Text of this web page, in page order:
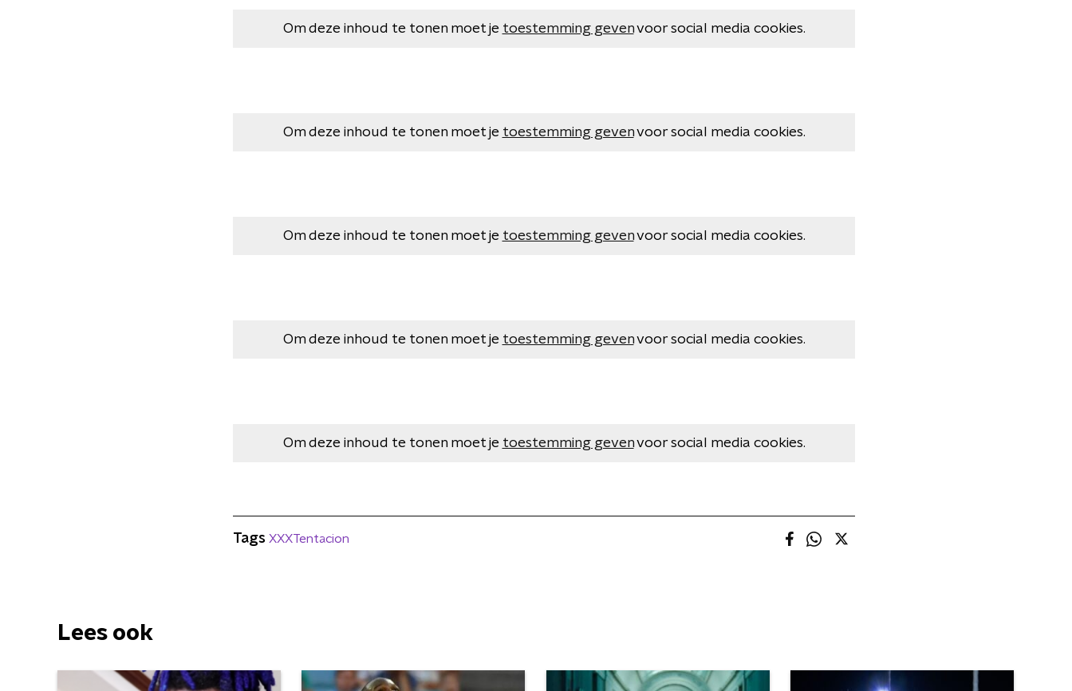
Om deze inhoud te tonen moet je toestemming gevenvoor social media cookies.
Om deze inhoud te tonen moet je toestemming gevenvoor social media cookies.
Om deze inhoud te tonen moet je toestemming gevenvoor social media cookies.
Om deze inhoud te tonen moet je toestemming gevenvoor social media cookies.
Om deze inhoud te tonen moet je toestemming gevenvoor social media cookies.
Tags XXXTentacion
Lees ook